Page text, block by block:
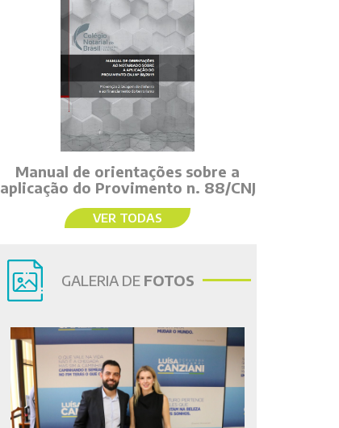
Manual de orientações sobre a
aplicação do Provimento n. 88/CNJ
VER TODAS
GALERIA DE FOTOS